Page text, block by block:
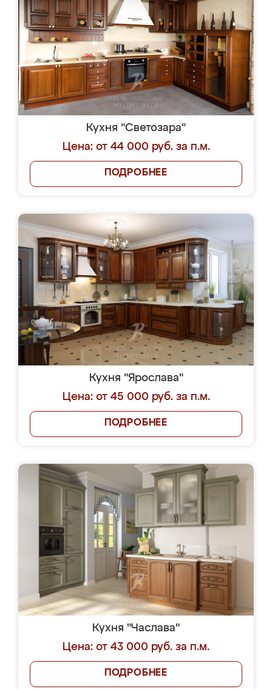
Кухня "Светозара"
Цена: от 44 000 руб. за п.м.
ПОДРОБНЕЕ
Кухня "Ярослава"
Цена: от 45 000 руб. за п.м.
ПОДРОБНЕЕ
Кухня "Часлава"
Цена: от 43 000 руб. за п.м.
ПОДРОБНЕЕ